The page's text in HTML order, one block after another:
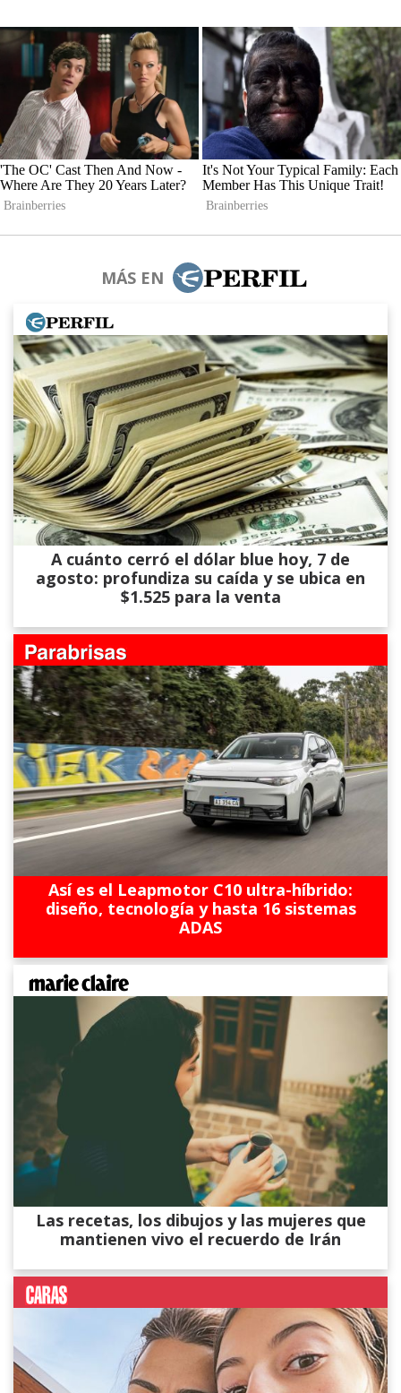
MÁS EN
A cuánto cerró el dólar blue hoy, 7 de
agosto: profundiza su caída y se ubica en
$1.525 para la venta
Así es el Leapmotor C10 ultra-híbrido:
diseño, tecnología y hasta 16 sistemas
ADAS
Las recetas, los dibujos y las mujeres que
mantienen vivo el recuerdo de Irán